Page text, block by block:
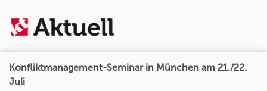
Konfliktmanagement-Seminar in München am 21./22.
Juli